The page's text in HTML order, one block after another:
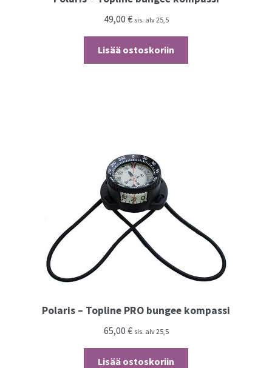
49,00 € sis. alv 25,5
Lisää ostoskoriin
Polaris – Topline PRO bungee kompassi
65,00 € sis. alv 25,5
Lisää ostoskoriin